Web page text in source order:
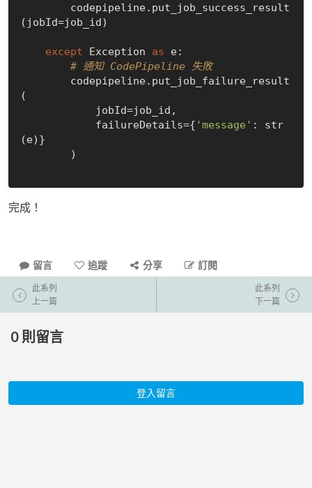
(jobId=job_id)
except Exception as e:
# 通知 CodePipeline 失敗
(
            failureDetails={
'message' : str
(e)}
完成！
留言 追蹤 分享 訂閱
此系列
上一篇
此系列
下一篇
0 則留言
登入留言